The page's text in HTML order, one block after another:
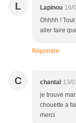
L Lapinou 16/
Ohhhh !
aller faire
Répondre
C chantal 13/
je trouve
chouette a
merci